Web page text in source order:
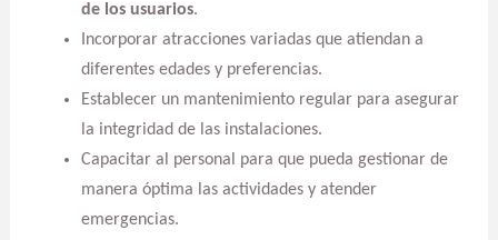
de los usuarios.
Incorporar atracciones variadas que atiendan a
diferentes edades y preferencias.
Establecer un mantenimiento regular para asegurar
la integridad de las instalaciones.
Capacitar al personal para que pueda gestionar de
manera óptima las actividades y atender
emergencias.